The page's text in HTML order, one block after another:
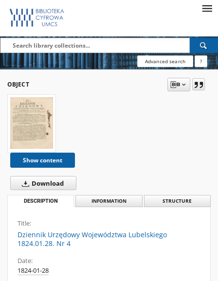
Advanced search ?
OBJECT
Show content
Download
DESCRIPTION INFORMATION STRUCTURE
Title:
Dziennik Urzędowy Województwa Lubelskiego
1824.01.28. Nr 4
Date:
1824-01-28